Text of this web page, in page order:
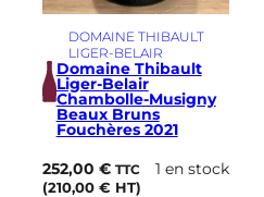
DOMAINE THIBAULT
LIGER-BELAIR
Domaine Thibault
Liger-Belair
Chambolle-Musigny
Beaux Bruns
Fouchères 2021
252,00 € TTC
(210,00 €HT)
1 en stock